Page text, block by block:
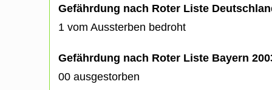
Gefährdung nach Roter Liste
1 vom Aussterben bedroht
Gefährdung nach Roter Liste Bayern
00 ausgestorben